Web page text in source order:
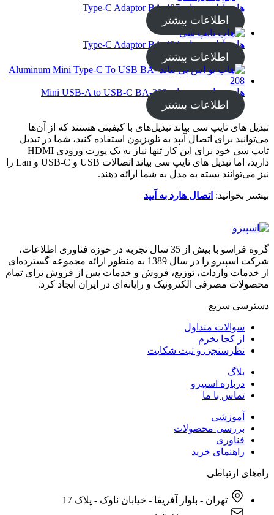
هاب آداپتور بیاند Type-C Adaptor BA-407
اطلاعات بیشتر
هاب آداپتور بیاند Type-C Adaptor BA-404
اطلاعات بیشتر
هاب یو اس بی بیاند Mini USB-A to USB-C BA-208
اطلاعات بیشتر
تبدیل های تایپ سی بیاند تبدیل‌های با کیفیتی هستند که از آن‌ها
می‌توانید برای اتصال آیپد به تلویزیون استفاده کنید، شما در تبدیل
تایپ سی خود برای این کار تنها نیاز به یک پورت ورودی HDMI
دارید، اما تبدیل های تایپ سی بیاند اتصالات USB و USB-C و Lan را
نیز می‌توانند بسته به مدل به شما ارائه دهند.
بیشتر بخوانید: اتصال هارد به آیپد
گروه فراسو با بیش از 35 سال تجربه در حوزه فناوری اطلاعات،
شرکت اسپیرو را در سال 1389 به منظور ارائه مجموعه گسترده‌ای
از خدمات واردات، توزیع، فروش و خدمات پس از فروش برای تمام
محصولات مصرفی الکترونیک و رایانه‌ای در ایران ایجاد کرد.
دسترسی‌ سریع
سوالات متداول
از کجا بخرم
نظرسنجی و ثبت شکایت
بلاگ
درباره اسپیرو
تماس با ما
آموزشی
بررسی محصولات
فناوری
راهنمای خرید
راه‌های ارتباطی
تهران - بلوار آفریقا - خیابان ناوک - پلاک 17